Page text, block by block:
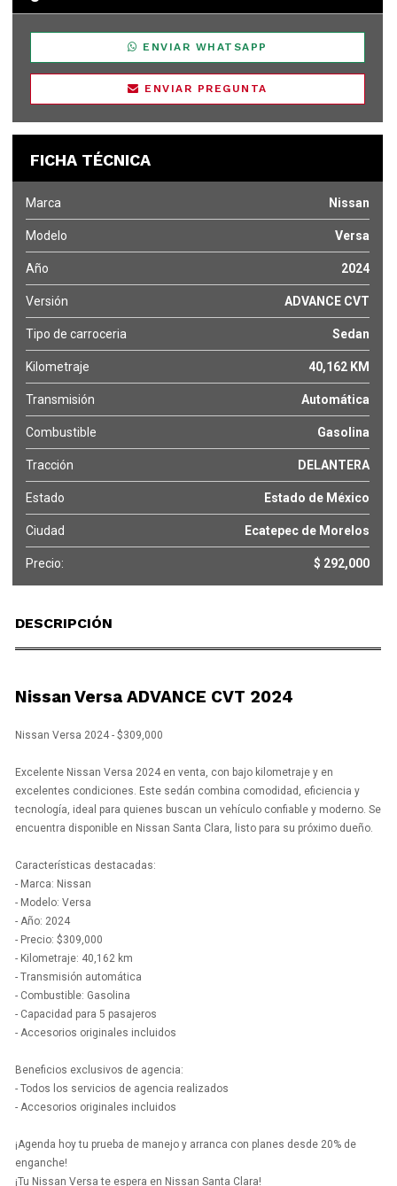
ENVIAR WHATSAPP
ENVIAR PREGUNTA
FICHA TÉCNICA
Marca Nissan
Modelo Versa
Año 2024
Versión ADVANCE CVT
Tipo de carroceria Sedan
Kilometraje 40,162 KM
Transmisión Automática
Combustible Gasolina
Tracción DELANTERA
Estado Estado de México
Ciudad Ecatepec de Morelos
Precio: $ 292,000
DESCRIPCIÓN
Nissan Versa ADVANCE CVT 2024
Nissan Versa 2024 - $309,000
Excelente Nissan Versa 2024 en venta, con bajo kilometraje y en
excelentes condiciones. Este sedán combina comodidad, eficiencia y
tecnología, ideal para quienes buscan un vehículo confiable y moderno. Se
encuentra disponible en Nissan Santa Clara, listo para su próximo dueño.
Características destacadas:
- Marca: Nissan
- Modelo: Versa
- Año: 2024
- Precio: $309,000
- Kilometraje: 40,162 km
- Transmisión automática
- Combustible: Gasolina
- Capacidad para 5 pasajeros
- Accesorios originales incluidos
Beneficios exclusivos de agencia:
- Todos los servicios de agencia realizados
- Accesorios originales incluidos
¡Agenda hoy tu prueba de manejo y arranca con planes desde 20% de
enganche!
¡Tu Nissan Versa te espera en Nissan Santa Clara!